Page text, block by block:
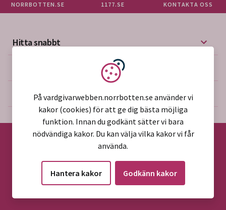
NORRBOTTEN.SE 1177.SE KONTAKTA OSS
Hitta snabbt
Mer på vårdgivarwebben
Om webbplatsen
©2026 Region Norrbotten
Vi använder kakor
På vardgivarwebben.norrbotten.se använder vi
kakor (cookies) för att ge dig bästa möjliga
funktion. Innan du godkänt sätter vi bara
nödvändiga kakor. Du kan välja vilka kakor vi får
använda.
Hantera kakor Godkänn kakor